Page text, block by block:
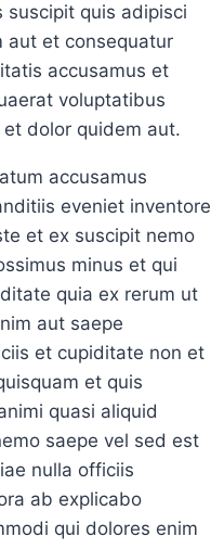
suscipit quis adipisci
aut et consequatur
accusamus et
voluptatibus
dolor quidem aut.
accusamus
eveniet inventore
et ex suscipit nemo
minus et qui
quia ex rerum ut
aut saepe
et cupiditate non et
et quis
quasi aliquid
saepe vel sed est
nulla officiis
ab explicabo
qui dolores enim